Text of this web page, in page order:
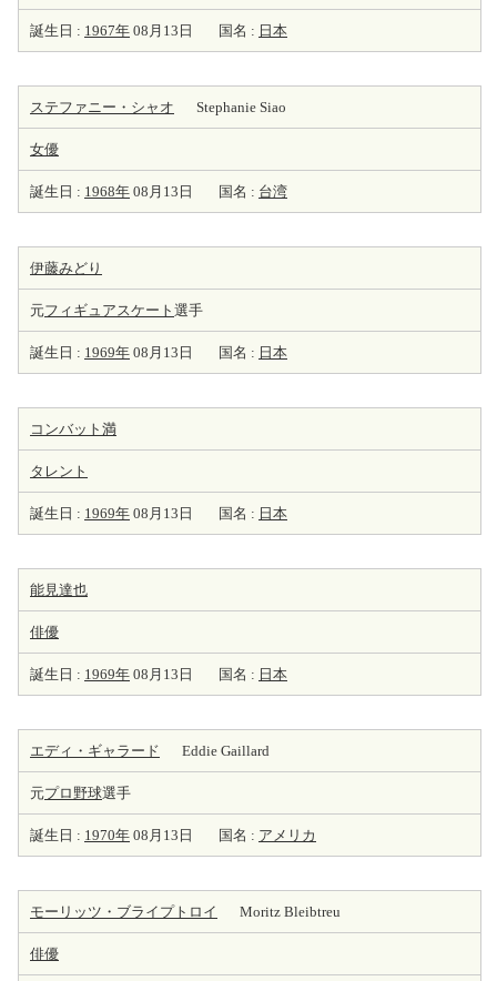
誕生日 : 1967年 08月13日 国名 : 日本
ステファニー・シャオ Stephanie Siao
女優
誕生日 : 1968年 08月13日 国名 : 台湾
伊藤みどり
元フィギュアスケート 選手
誕生日 : 1969年 08月13日 国名 : 日本
コンバット満
タレント
誕生日 : 1969年 08月13日 国名 : 日本
能見達也
俳優
誕生日 : 1969年 08月13日 国名 : 日本
エディ・ギャラード Eddie Gaillard
元プロ野球選手
誕生日 : 1970年 08月13日 国名 : アメリカ
モーリッツ・ブライプトロイ Moritz Bleibtreu
俳優